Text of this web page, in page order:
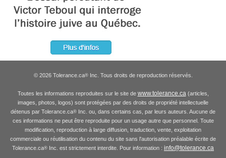
© 2026 Tolerance.ca®Inc. Tous droits de reproduction réservés.
Toutes les informations reproduites sur le site de www.tolerance.ca(articles,
images, photos, logos) sont protégées par des droits de propriété intellectuelle
détenus par Tolerance.ca® Inc. ou, dans certains cas, par leurs auteurs. Aucune de
ces informations ne peut être reproduite pour un usage autre que personnel. Toute
modification, reproduction à large diffusion, traduction, vente, exploitation
commerciale ou réutilisation du contenu du site sans l'autorisation préalable écrite de
Tolerance.ca® Inc. est strictement interdite. Pour information : info@tolerance.ca